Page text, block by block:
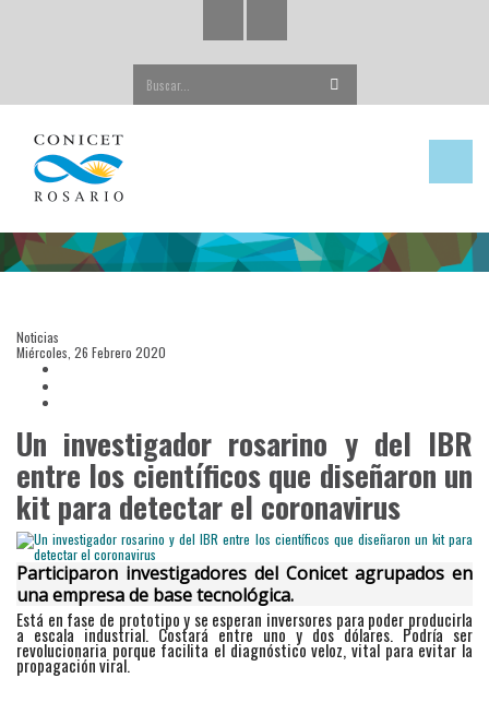
Noticias
Miércoles, 26 Febrero 2020
Un investigador rosarino y del IBR
entre los científicos que diseñaron un
kit para detectar el coronavirus
Participaron investigadores del Conicet agrupados en
una empresa de base tecnológica.
Está en fase de prototipo y se esperan inversores para poder producirla
a escala industrial. Costará entre uno y dos dólares. Podría ser
revolucionaria porque facilita el diagnóstico veloz, vital para evitar la
propagación viral.